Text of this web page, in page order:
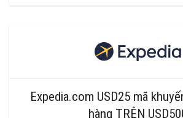
Expedia.com USD25 mã
hàng TRÊN